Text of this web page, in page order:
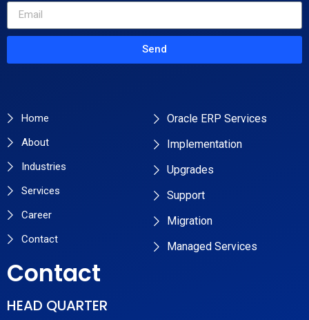
Send
Home
About
Industries
Services
Career
Contact
Oracle ERP Services
Implementation
Upgrades
Support
Migration
Managed Services
Contact
HEAD QUARTER